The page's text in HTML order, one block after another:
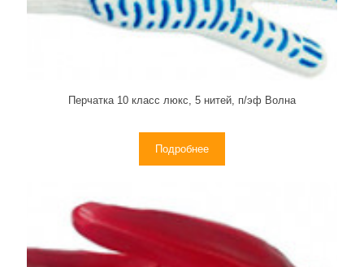
Перчатка 10 класс люкс, 5 нитей, п/эф Волна
Подробнее